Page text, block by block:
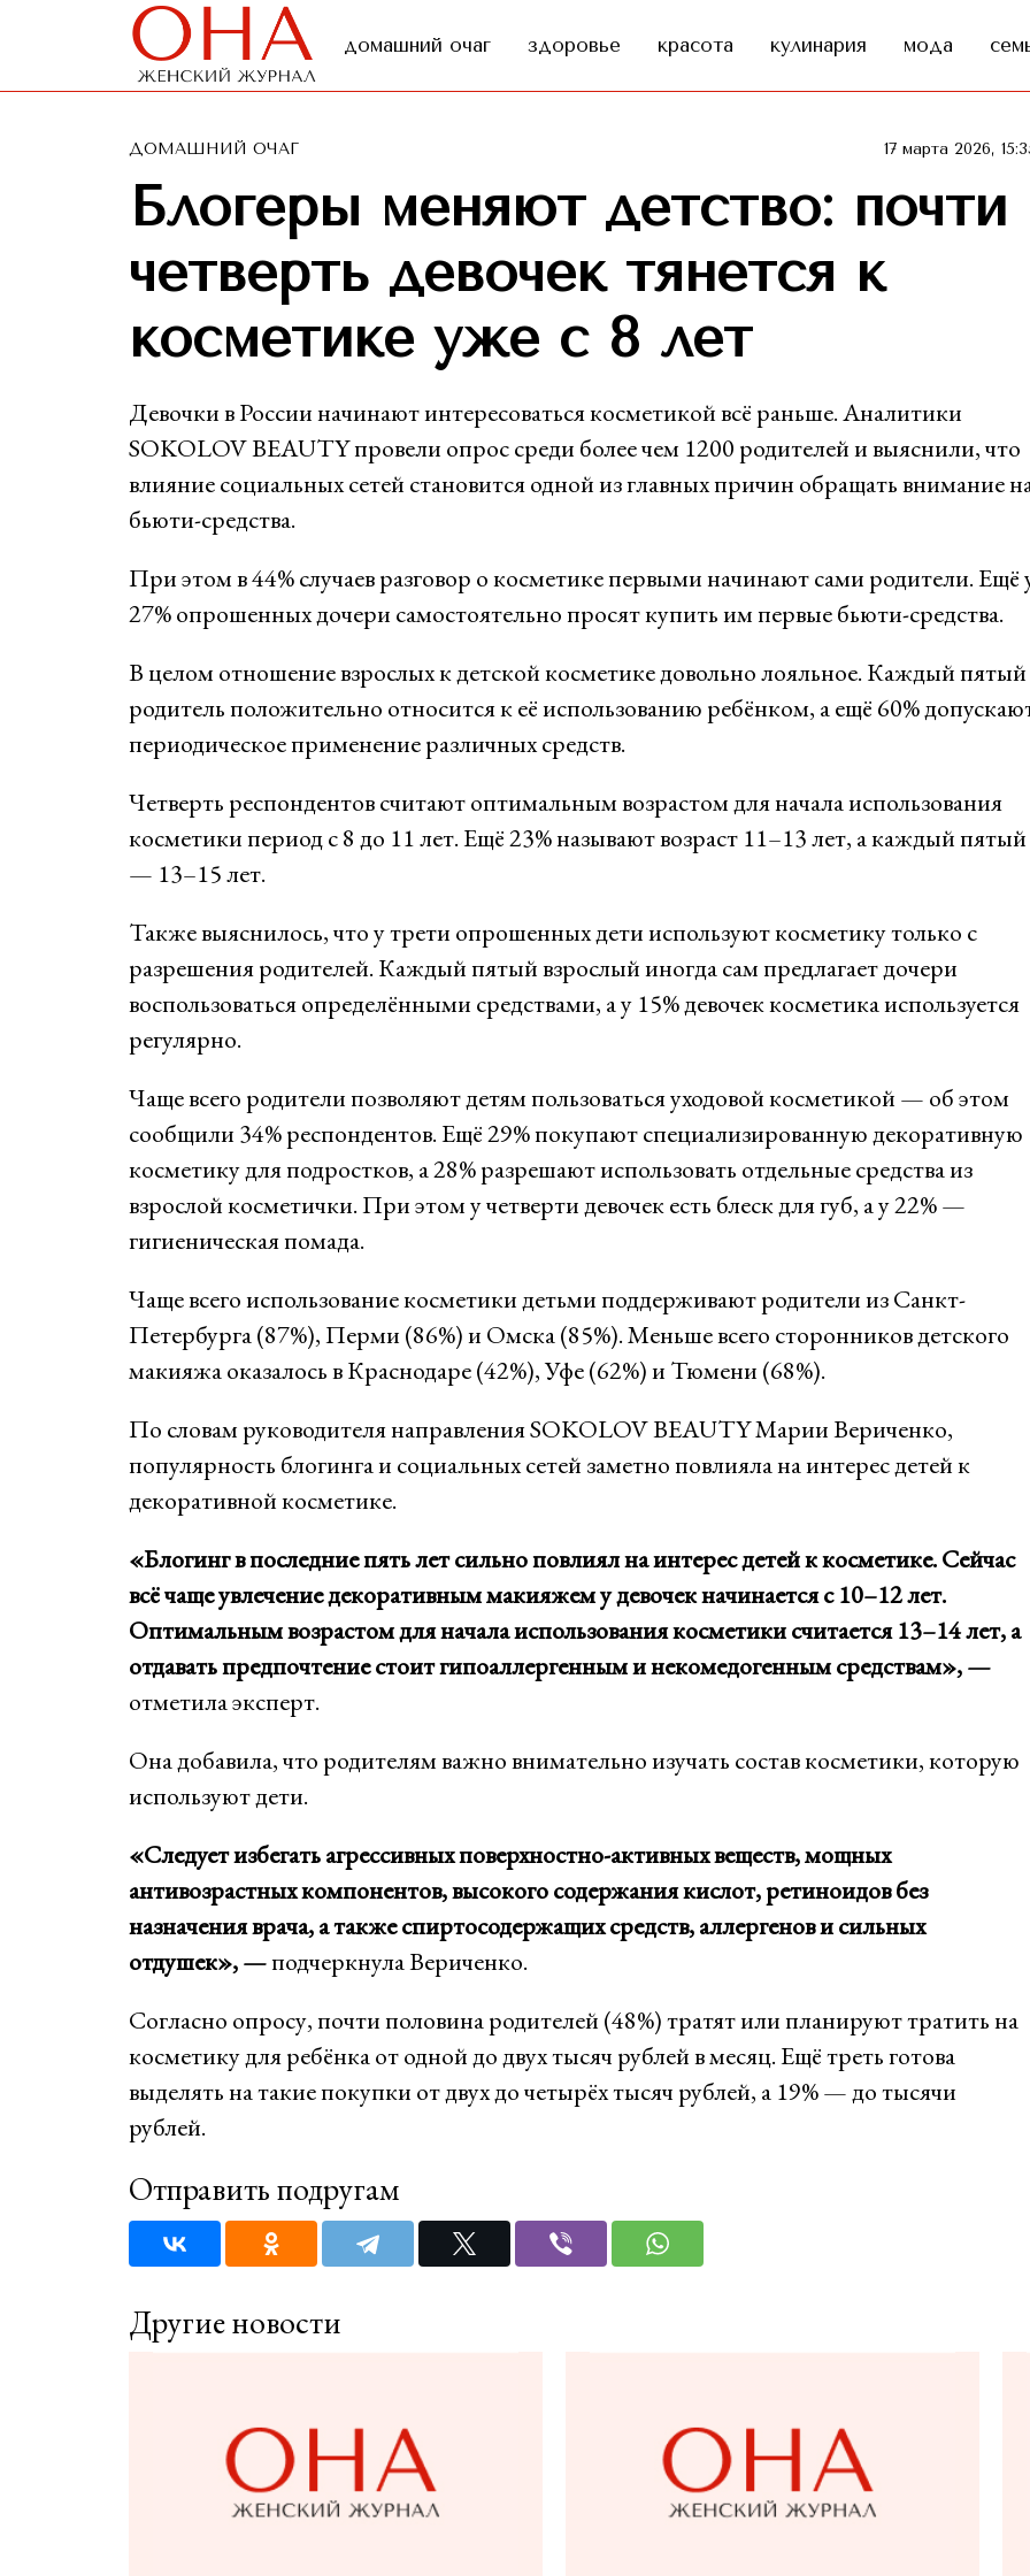
домашний очаг здоровье красота кулинария мода
ДОМАШНИЙ ОЧАГ 17 марта 2026,
Блогеры меняют детство: почти
четверть девочек тянется к
косметике уже с 8 лет
Девочки в России начинают интересоваться косметикой всё раньше. Аналитики
SOKOLOV BEAUTY провели опрос среди более чем 1200 родителей и выяснили, что
влияние социальных сетей становится одной из главных причин обращать внимание
бьюти-средства.
При этом в 44% случаев разговор о косметике первыми начинают сами родители. Ещё
27% опрошенных дочери самостоятельно просят купить им первые бьюти-средства.
В целом отношение взрослых к детской косметике довольно лояльное. Каждый пятый
родитель положительно относится к её использованию ребёнком, а ещё 60%
периодическое применение различных средств.
Четверть респондентов считают оптимальным возрастом для начала использования
косметики период с 8 до 11 лет. Ещё 23% называют возраст 11–13 лет, а каждый пятый
— 13–15 лет.
Также выяснилось, что у трети опрошенных дети используют косметику только с
разрешения родителей. Каждый пятый взрослый иногда сам предлагает дочери
воспользоваться определёнными средствами, а у 15% девочек косметика используется
регулярно.
Чаще всего родители позволяют детям пользоваться уходовой косметикой — об этом
сообщили 34% респондентов. Ещё 29% покупают специализированную декоративную
косметику для подростков, а 28% разрешают использовать отдельные средства из
взрослой косметички. При этом у четверти девочек есть блеск для губ, а у 22% —
гигиеническая помада.
Чаще всего использование косметики детьми поддерживают родители из Санкт-
Петербурга (87%), Перми (86%) и Омска (85%). Меньше всего сторонников детского
макияжа оказалось в Краснодаре (42%), Уфе (62%) и Тюмени (68%).
По словам руководителя направления SOKOLOV BEAUTY Марии Вериченко,
популярность блогинга и социальных сетей заметно повлияла на интерес детей к
декоративной косметике.
«Блогинг в последние пять лет сильно повлиял на интерес детей к косметике. Сейчас
всё чаще увлечение декоративным макияжем у девочек начинается с 10–12 лет.
Оптимальным возрастом для начала использования косметики считается 13–14 лет, а
отдавать предпочтение стоит гипоаллергенным и некомедогенным средствам», —
отметила эксперт.
Она добавила, что родителям важно внимательно изучать состав косметики, которую
используют дети.
«Следует избегать агрессивных поверхностно-активных веществ, мощных
антивозрастных компонентов, высокого содержания кислот, ретиноидов без
назначения врача, а также спиртосодержащих средств, аллергенов и сильных
отдушек», —подчеркнула Вериченко.
Согласно опросу, почти половина родителей (48%) тратят или планируют тратить на
косметику для ребёнка от одной до двух тысяч рублей в месяц. Ещё треть готова
выделять на такие покупки от двух до четырёх тысяч рублей, а 19% — до тысячи
рублей.
Отправить подругам
Другие новости